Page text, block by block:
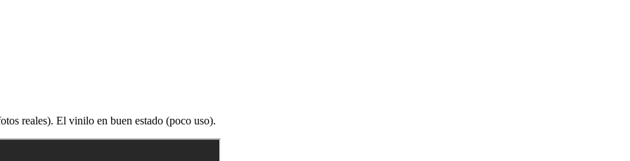
reales). El vinilo en buen estado (poco uso).